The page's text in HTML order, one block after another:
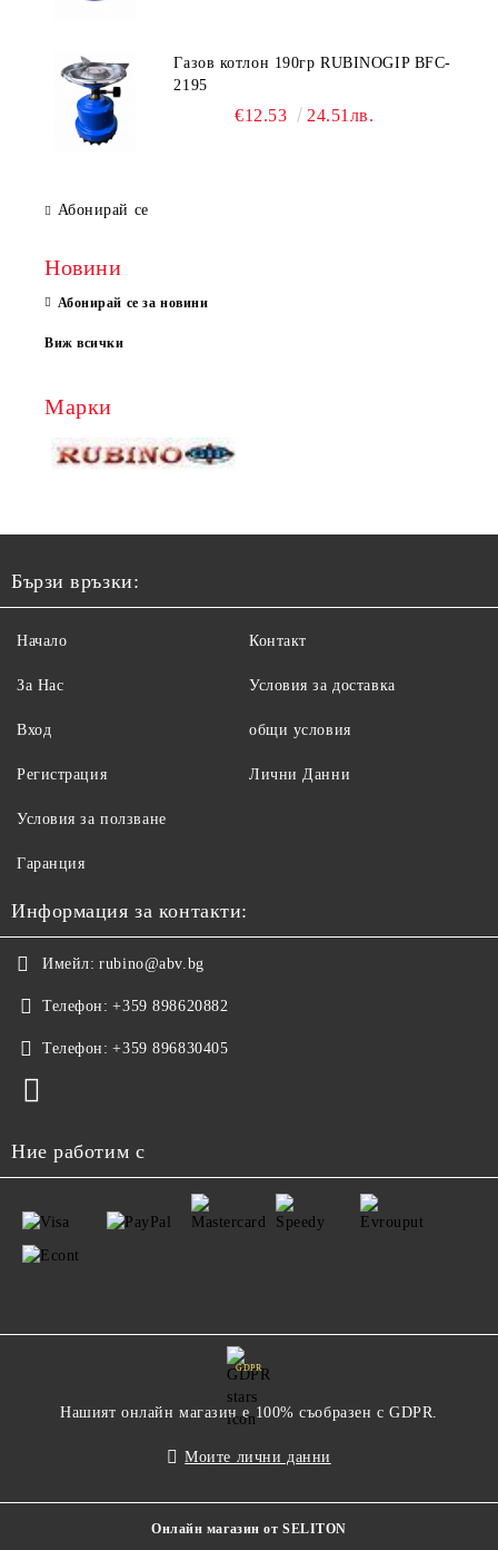
Газов котлон 190гр RUBINOGIP BFC-
2195
€12.53 24.51лв.
Абонирай се
Новини
Абонирай се за новини
Виж всички
Марки
Бързи връзки:
Начало
За Нас
Вход
Регистрация
Контакт
Условия за доставка
общи условия
Лични Данни
Условия за ползване
Гаранция
Информация за контакти:
Имейл: rubino@abv.bg
Телефон: +359 898620882
Телефон: +359 896830405
Ние работим с
GDPR
Нашият онлайн магазин е 100% съобразен с GDPR.
Моите лични данни
Онлайн магазин от SELITON